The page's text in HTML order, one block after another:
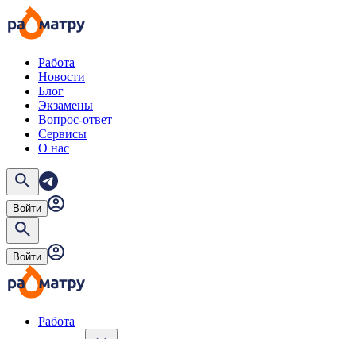
Работа
Новости
Блог
Экзамены
Вопрос-ответ
Сервисы
О нас
Войти
Войти
Работа